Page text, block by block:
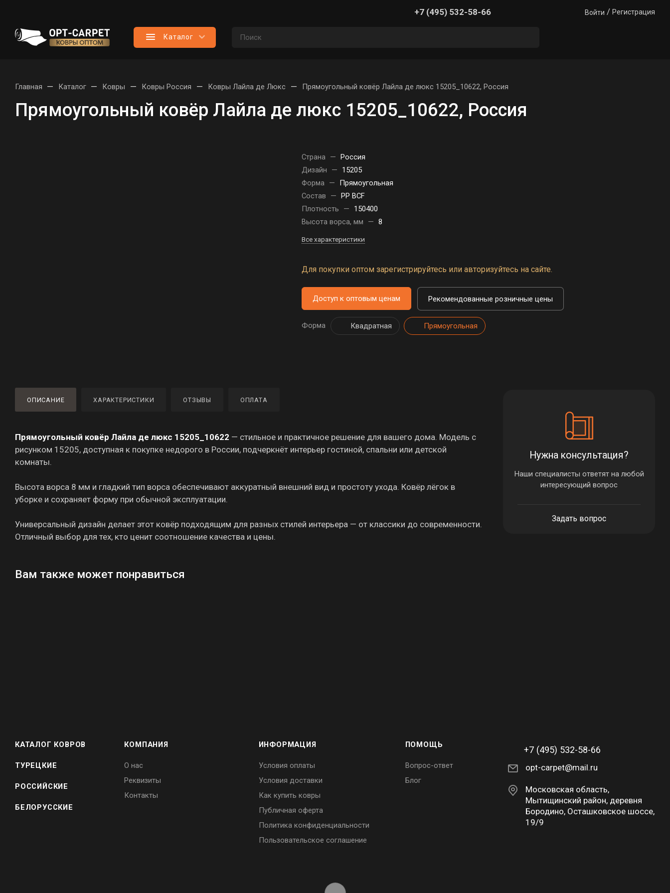
+7 (495) 532-58-66 Войти / Регистрация
Каталог
Главная — Каталог — Ковры — Ковры Россия — Ковры Лайла де Люкс — Прямоугольный ковёр Лайла де люкс 15205_10622, Россия
Прямоугольный ковёр Лайла де люкс 15205_10622, Россия
Страна — Россия
Дизайн
—
15205
Форма —
Прямоугольная
Состав
— PP BCF
Плотность
—
150400
Высота ворса, мм
— 8
Все характеристики
Для покупки оптом зарегистрируйтесь или авторизуйтесь на сайте.
Доступ к оптовым ценам Рекомендованные розничные цены
Форма Квадратная Прямоугольная
ОПИСАНИЕ ХАРАКТЕРИСТИКИ ОТЗЫВЫ ОПЛАТА
Прямоугольный ковёр Лайла де люкс 15205_10622 — стильное и практичное решение для вашего дома. Модель с
рисунком 15205, доступная к покупке недорого в России, подчеркнёт интерьер гостиной, спальни или детской
комнаты.
Высота ворса 8 мм и гладкий тип ворса обеспечивают аккуратный внешний вид и простоту ухода. Ковёр лёгок в
уборке и сохраняет форму при обычной эксплуатации.
Универсальный дизайн делает этот ковёр подходящим для разных стилей интерьера — от классики до современности.
Отличный выбор для тех, кто ценит соотношение качества и цены.
Вам также может понравиться
Нужна консультация?
Наши специалисты ответят на любой
интересующий вопрос
Задать вопрос
КАТАЛОГ КОВРОВ
ТУРЕЦКИЕ
РОССИЙСКИЕ
БЕЛОРУССКИЕ
КОМПАНИЯ
О нас
Реквизиты
Контакты
ИНФОРМАЦИЯ
Условия оплаты
Условия доставки
Как купить ковры
Публичная оферта
Политика конфиденциальности
Пользовательское соглашение
ПОМОЩЬ
Вопрос-ответ
Блог
+7 (495) 532-58-66
opt-carpet@mail.ru
Московская область,
Мытищинский район, деревня
Бородино, Осташковское шоссе,
19/9